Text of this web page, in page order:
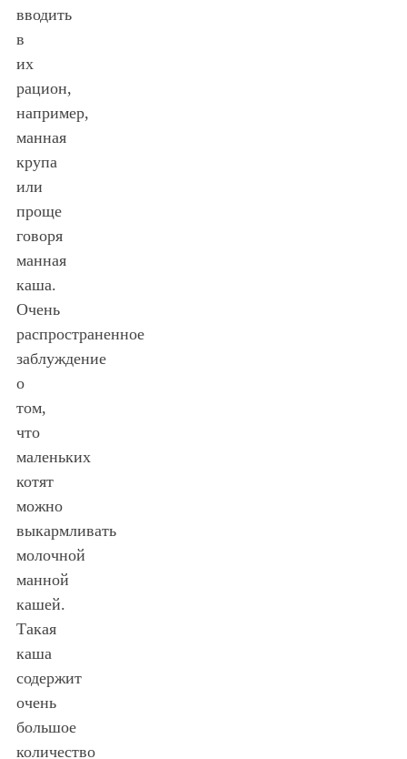
вводить
в
их
рацион,
например,
манная
крупа
или
проще
говоря
манная
каша.
Очень
распространенное
заблуждение
о
том,
что
маленьких
котят
можно
выкармливать
молочной
манной
кашей.
Такая
каша
содержит
очень
большое
количество